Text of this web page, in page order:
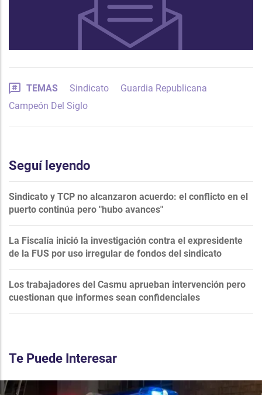
TEMAS Sindicato
Guardia Republicana
Campeón Del Siglo
Seguí leyendo
Sindicato y TCP no alcanzaron acuerdo: el conflicto en el
puerto continúa pero "hubo avances"
La Fiscalía inició la investigación contra el expresidente
de la FUS por uso irregular de fondos del sindicato
Los trabajadores del Casmu aprueban intervención pero
cuestionan que informes sean confidenciales
Te Puede Interesar